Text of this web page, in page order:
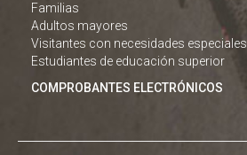
Familias
Adultos mayores
Visitantes con necesidades especiales
Estudiantes de educación superior
COMPROBANTES ELECTRÓNICOS